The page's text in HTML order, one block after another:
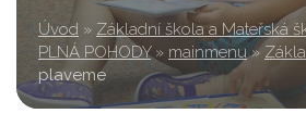
Úvod » Základní škola a Mateřská
PLNÁ POHODY » mainmenu »
plaveme